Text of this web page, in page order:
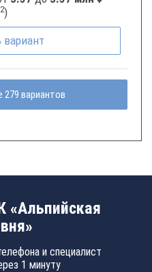
2)
вариант
вариантов
«Альпийская
и специалист
1 минуту